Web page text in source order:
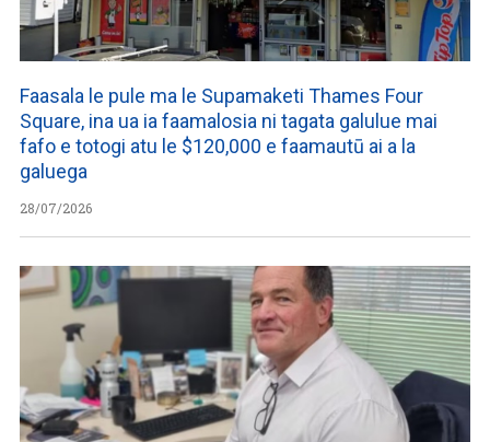
Faasala le pule ma le Supamaketi Thames Four
Square, ina ua ia faamalosia ni tagata galulue mai
fafo e totogi atu le $120,000 e faamautū ai a la
galuega
28/07/2026